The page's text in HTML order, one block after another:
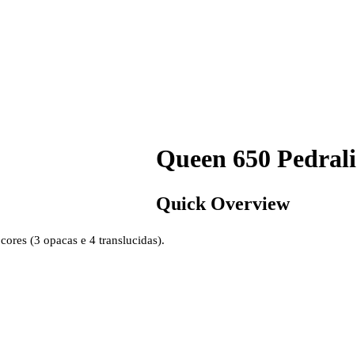
Queen 650 Pedrali
Quick Overview
(3 opacas e 4 translucidas).